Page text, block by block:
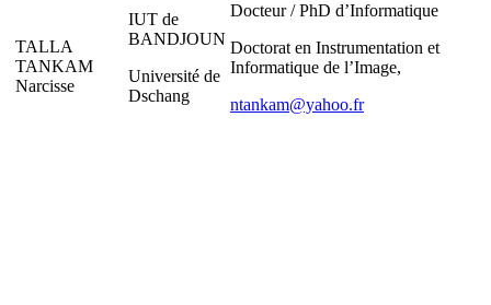
TALLA
TANKAM
Narcisse
IUT de
BANDJOUN
Université de
Dschang
Docteur / PhD d’Informatique
Doctorat en Instrumentation et
Informatique de l’Image,
ntankam@yahoo.fr